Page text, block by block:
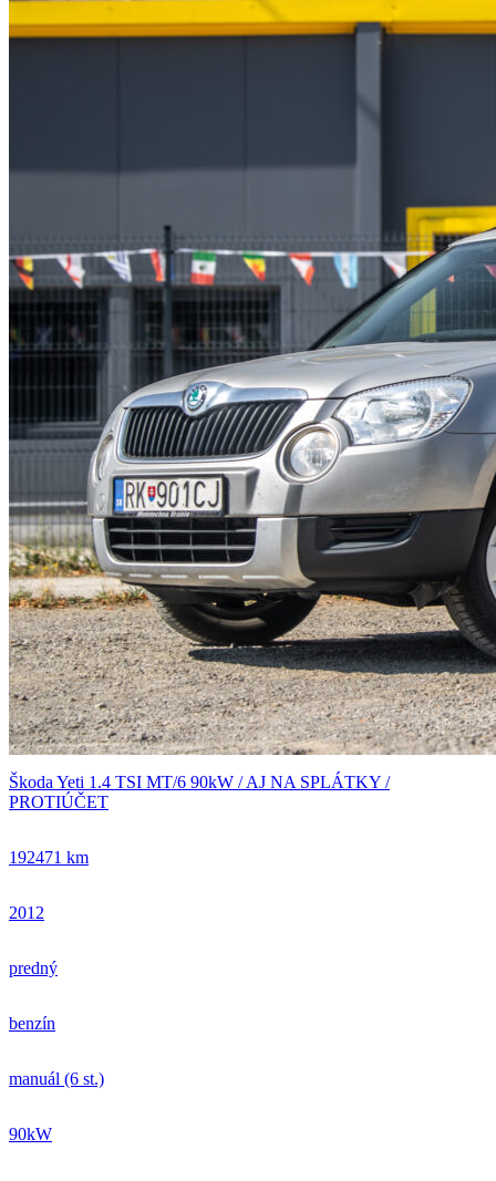
Škoda Yeti 1.4 TSI MT/6 90kW / AJ NA SPLÁTKY /
PROTIÚČET
192471 km
2012
predný
benzín
manuál (6 st.)
90kW